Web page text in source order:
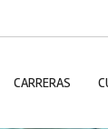
CARRERAS